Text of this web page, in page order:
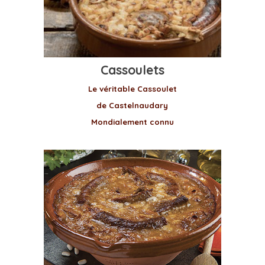
Cassoulets
Le véritable Cassoulet
de Castelnaudary
Mondialement connu